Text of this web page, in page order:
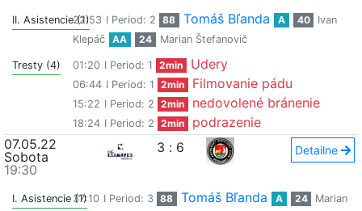
II. Asistencie (1)
22:53 I Period: 2 88 Tomáš Bľanda A 40
Ivan
Klepáč
AA 24 Marian Štefanovič
Tresty (4) 01:20 I Period: 1 2min Udery
06:44 I Period: 1 2min Filmovanie pádu
15:22 I Period: 2 2min nedovolené bránenie
18:24 I Period: 2 2min
podrazenie
07.05.22
Sobota
19:30
3 : 6 Detailne
I. Asistencie (1)37:10 I Period: 3 88 Tomáš Bľanda A 24
Marian